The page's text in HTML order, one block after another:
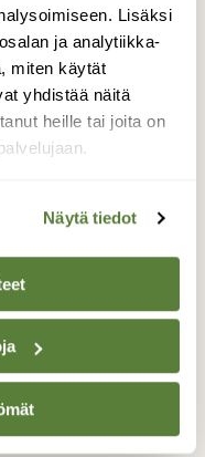
Lisäksi
ja analytiikka-
miten käytät
yhdistää näitä
heille tai joita on
Näytä tiedot
27.10.2023